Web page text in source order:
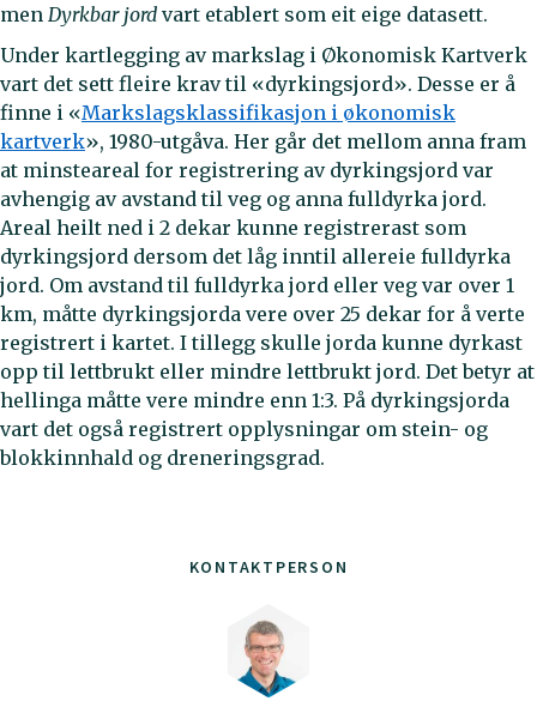
KONTAKTPERSON
men Dyrkbar jord vart etablert som eit eige datasett.
Under kartlegging av markslag i Økonomisk Kartverk
vart det sett fleire krav til «dyrkingsjord». Desse er å
finne i «Markslagsklassifikasjon i økonomisk
kartverk», 1980-utgåva. Her går det mellom anna fram
at minsteareal for registrering av dyrkingsjord var
avhengig av avstand til veg og anna fulldyrka jord.
Areal heilt ned i 2 dekar kunne registrerast som
dyrkingsjord dersom det låg inntil allereie fulldyrka
jord. Om avstand til fulldyrka jord eller veg var over 1
km, måtte dyrkingsjorda vere over 25 dekar for å verte
registrert i kartet. I tillegg skulle jorda kunne dyrkast
opp til lettbrukt eller mindre lettbrukt jord. Det betyr at
hellinga måtte vere mindre enn 1:3. På dyrkingsjorda
vart det også registrert opplysningar om stein- og
blokkinnhald og dreneringsgrad.